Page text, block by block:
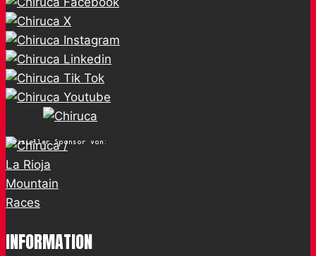
Offizieller Sponsor von:
INFORMATION